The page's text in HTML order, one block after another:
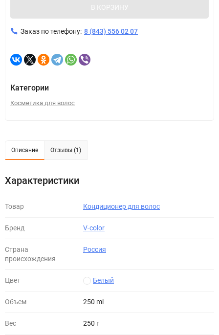
В КОРЗИНУ
Заказ по телефону: 8 (843) 556 02 07
Категории
Косметика для волос
Описание Отзывы (1)
Характеристики
Товар Кондиционер для волос
Бренд V-color
Страна
происхождения
Россия
Цвет Белый
Объем 250 ml
Вес 250 г